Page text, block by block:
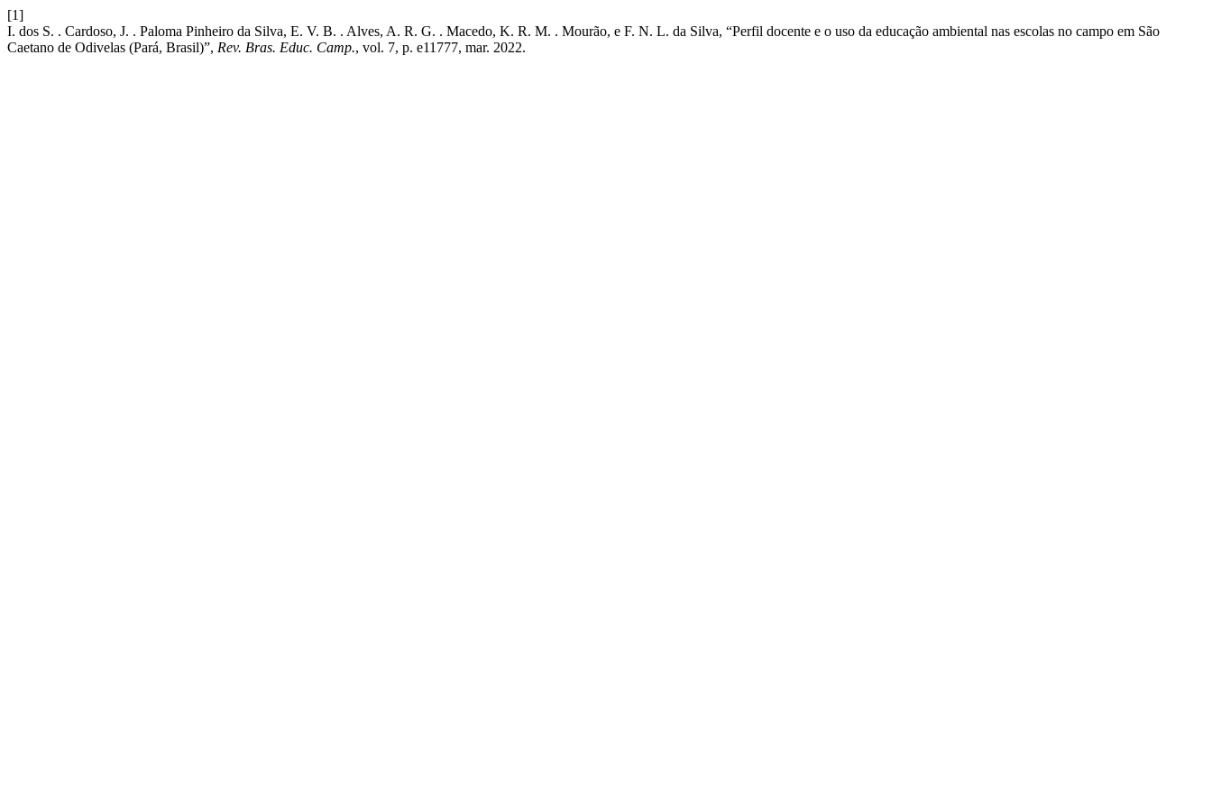
[1]
I. dos S. . Cardoso, J. . Paloma Pinheiro da Silva, E. V. B. . Alves, A. R. G. . Macedo, K. R. M. . Mourão, e F. N. L. da Silva, “Perfil docente e o uso da educação ambiental nas escolas no campo em São
Caetano de Odivelas (Pará, Brasil)”, Rev. Bras. Educ. Camp., vol. 7, p. e11777, mar. 2022.